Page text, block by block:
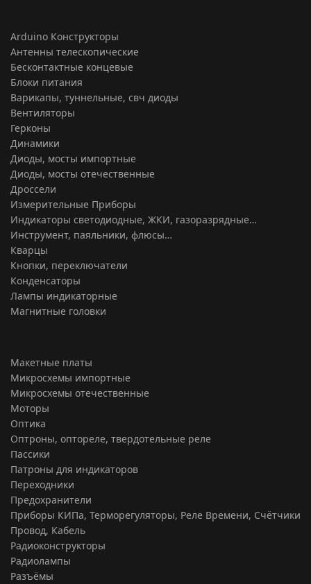
Arduino Конструкторы
Антенны телескопические
Бесконтактные концевые
Блоки питания
Варикапы, туннельные, свч диоды
Вентиляторы
Герконы
Динамики
Диоды, мосты импортные
Диоды, мосты отечественные
Дроссели
Измерительные Приборы
Индикаторы светодиодные, ЖКИ, газоразрядные…
Инструмент, паяльники, флюсы…
Кварцы
Кнопки, переключатели
Конденсаторы
Лампы индикаторные
Магнитные головки
Макетные платы
Микросхемы импортные
Микросхемы отечественные
Моторы
Оптика
Оптроны, оптореле, твердотельные реле
Пассики
Патроны для индикаторов
Переходники
Предохранители
Приборы КИПа, Терморегуляторы, Реле Времени, Счётчики
Провод, Кабель
Радиоконструкторы
Радиолампы
Разъёмы